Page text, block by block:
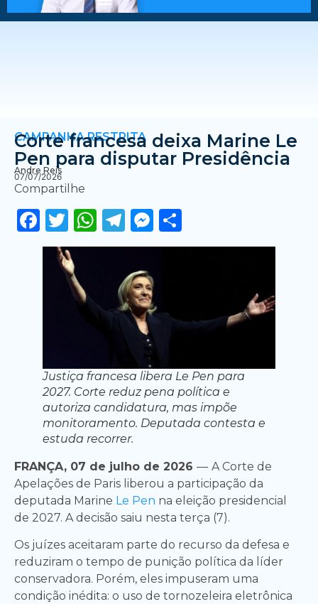
CAMPANHA RESTRITA
Corte francesa deixa Marine Le
Pen para disputar Presidência
Andre Reis
07/07/2026
Compartilhe
Facebook
Twitter
WhatsApp
Telegram
Messenger
Justiça francesa libera Le Pen para
2027. Corte reduz pena política e
autoriza candidatura, mas impõe
monitoramento. Deputada contesta e
estuda recorrer.
FRANÇA, 07 de julho de 2026 — A Corte de
Apelações de Paris liberou a participação da
deputada Marine Le Pen na eleição presidencial
de 2027. A decisão saiu nesta terça (7).
Os juízes aceitaram parte do recurso da defesa e
reduziram o tempo de punição política da líder
conservadora. Porém, eles impuseram uma
condição inédita: o uso de tornozeleira eletrônica